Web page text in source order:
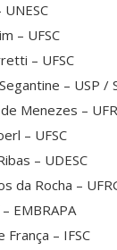
– UFSC
– UFSC
– USP /
Menezes –
– UFSC
– UDESC
da Rocha –
EMBRAPA
– IFSC